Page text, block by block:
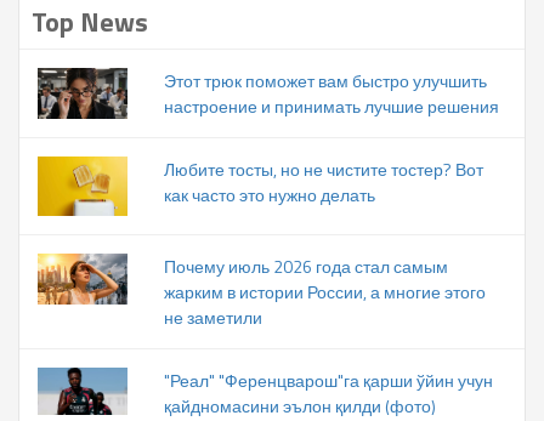
Top News
Этот трюк поможет вам быстро улучшить
настроение и принимать лучшие решения
Любите тосты, но не чистите тостер? Вот
как часто это нужно делать
Почему июль 2026 года стал самым
жарким в истории России, а многие этого
не заметили
"Реал" "Ференцварош"га қарши ўйин учун
қайдномасини эълон қилди (фото)